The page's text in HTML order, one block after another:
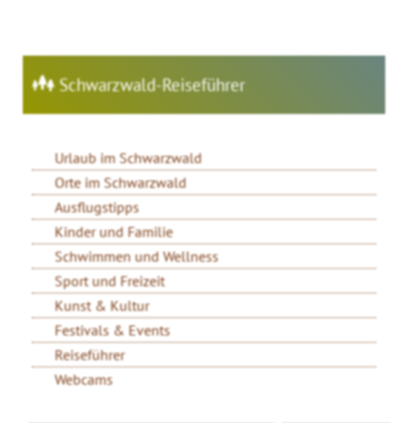
Schwarzwald-Reiseführer
Urlaub im Schwarzwald
Orte im Schwarzwald
Ausflugstipps
Kinder und Familie
Schwimmen und Wellness
Sport und Freizeit
Kunst & Kultur
Festivals & Events
Reiseführer
Webcams